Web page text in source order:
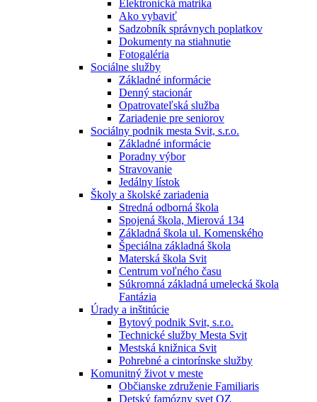
Elektronická matrika
Ako vybaviť
Sadzobník správnych poplatkov
Dokumenty na stiahnutie
Fotogaléria
Sociálne služby
Základné informácie
Denný stacionár
Opatrovateľská služba
Zariadenie pre seniorov
Sociálny podnik mesta Svit, s.r.o.
Základné informácie
Poradny výbor
Stravovanie
Jedálny lístok
Školy a školské zariadenia
Stredná odborná škola
Spojená škola, Mierová 134
Základná škola ul. Komenského
Špeciálna základná škola
Materská škola Svit
Centrum voľného času
Súkromná základná umelecká škola
Fantázia
Úrady a inštitúcie
Bytový podnik Svit, s.r.o.
Technické služby Mesta Svit
Mestská knižnica Svit
Pohrebné a cintorínske služby
Komunitný život v meste
Občianske združenie Familiaris
Detský famózny svet OZ